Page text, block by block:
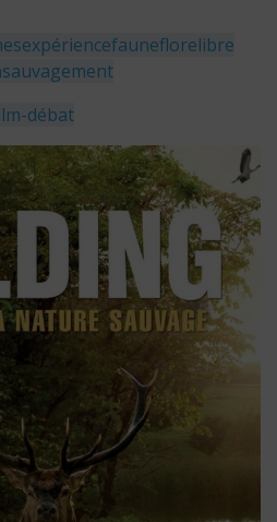
expériencefauneflorelibre
débat